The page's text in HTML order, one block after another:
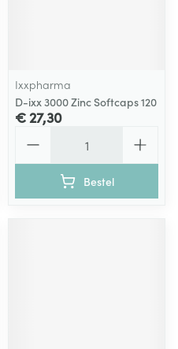
Ixxpharma
D-ixx 3000 Zinc Softcaps 120
€ 27,30
Bestel